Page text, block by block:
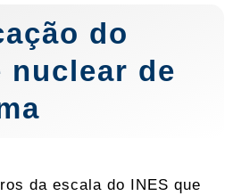
do
nuclear de
da escala do INES que